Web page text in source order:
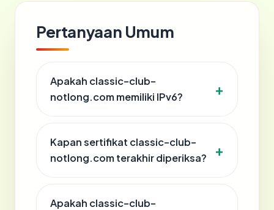
Pertanyaan Umum
Apakah classic-club-
notlong.com memiliki IPv6?
Kapan sertifikat classic-club-
notlong.com terakhir diperiksa?
Apakah classic-club-